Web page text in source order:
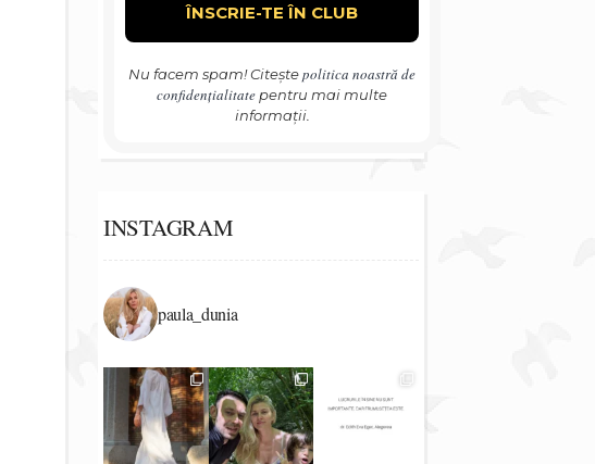
Nu facem spam! Citeștepolitica noastră de
confidențialitate pentru mai multe
informații.
INSTAGRAM
paula_dunia